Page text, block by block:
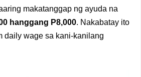
makatanggap ng ayuda na
hanggang P8,000. Nakabatay ito
daily wage sa kani-kanilang